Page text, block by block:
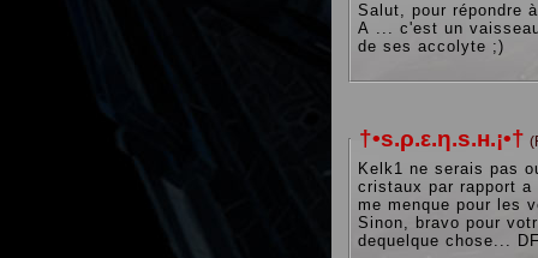
Salut, pour répondre
A ... c'est un
de ses accolyte ;)
†•s.ρ.ε.η.ѕ.н.¡•†
Kelk1 ne serais pas
cristaux par rapport a
me menque pour les
Sinon, bravo pour
dequelque chose...